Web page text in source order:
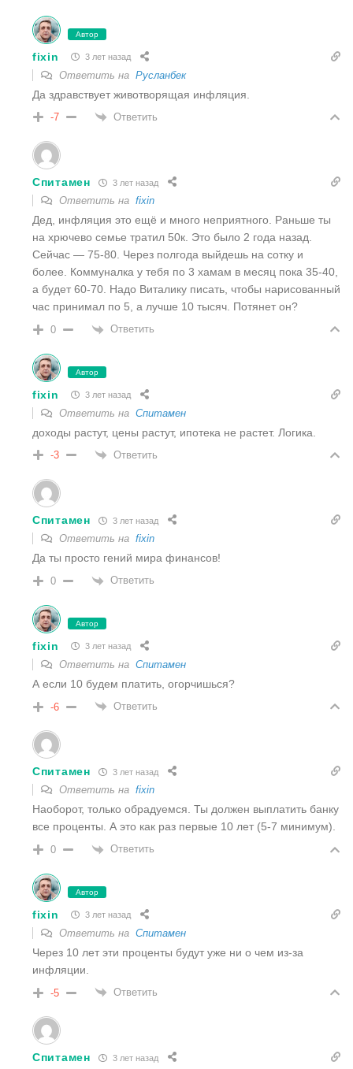
Автор
fixin 3 лет назад
Ответить на Русланбек
Да здравствует животворящая инфляция.
-7 Ответить
Спитамен 3 лет назад
Ответить на fixin
Дед, инфляция это ещё и много неприятного. Раньше ты
на хрючево семье тратил 50к. Это было 2 года назад.
Сейчас — 75-80. Через полгода выйдешь на сотку и
более. Коммуналка у тебя по 3 хамам в месяц пока 35-40,
а будет 60-70. Надо Виталику писать, чтобы нарисованный
час принимал по 5, а лучше 10 тысяч. Потянет он?
0 Ответить
Автор
fixin 3 лет назад
Ответить на Спитамен
доходы растут, цены растут, ипотека не растет. Логика.
-3 Ответить
Спитамен 3 лет назад
Ответить на fixin
Да ты просто гений мира финансов!
0 Ответить
Автор
fixin 3 лет назад
Ответить на Спитамен
А если 10 будем платить, огорчишься?
-6 Ответить
Спитамен 3 лет назад
Ответить на fixin
Наоборот, только обрадуемся. Ты должен выплатить банку
все проценты. А это как раз первые 10 лет (5-7 минимум).
0 Ответить
Автор
fixin 3 лет назад
Ответить на Спитамен
Через 10 лет эти проценты будут уже ни о чем из-за
инфляции.
-5 Ответить
Спитамен 3 лет назад